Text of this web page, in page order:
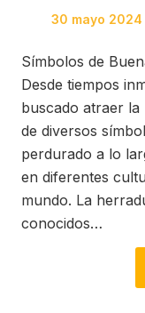
Posted
30 mayo 2024
Símbolos de
Desde tiempos
buscado atraer la
de diversos
perdurado a lo
en diferentes
mundo. La
conocidos…